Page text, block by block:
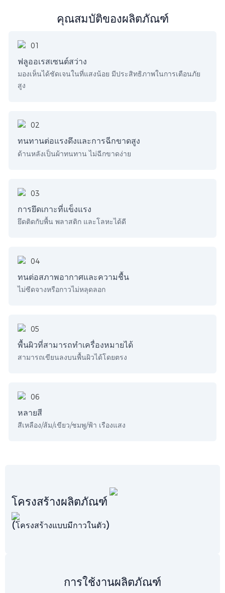
คุณสมบัติของผลิตภัณฑ์
ฟลูออเรสเซนต์สว่าง
มองเห็นได้ชัดเจนในที่แสงน้อย มีประสิทธิภาพในการเตือนภัย
สูง
ทนทานต่อแรงดึงและการฉีกขาดสูง
ด้านหลังเป็นผ้าทนทาน ไม่ฉีกขาดง่าย
การยึดเกาะที่แข็งแรง
ยึดติดกับพื้น พลาสติก และโลหะได้ดี
ทนต่อสภาพอากาศและความชื้น
ไม่ซีดจางหรือกาวไม่หลุดลอก
พื้นผิวที่สามารถทำเครื่องหมายได้
สามารถเขียนลงบนพื้นผิวได้โดยตรง
หลายสี
สีเหลือง/ส้ม/เขียว/ชมพู/ฟ้า เรืองแสง
โครงสร้างผลิตภัณฑ์
(โครงสร้างแบบมีกาวในตัว)
การใช้งานผลิตภัณฑ์